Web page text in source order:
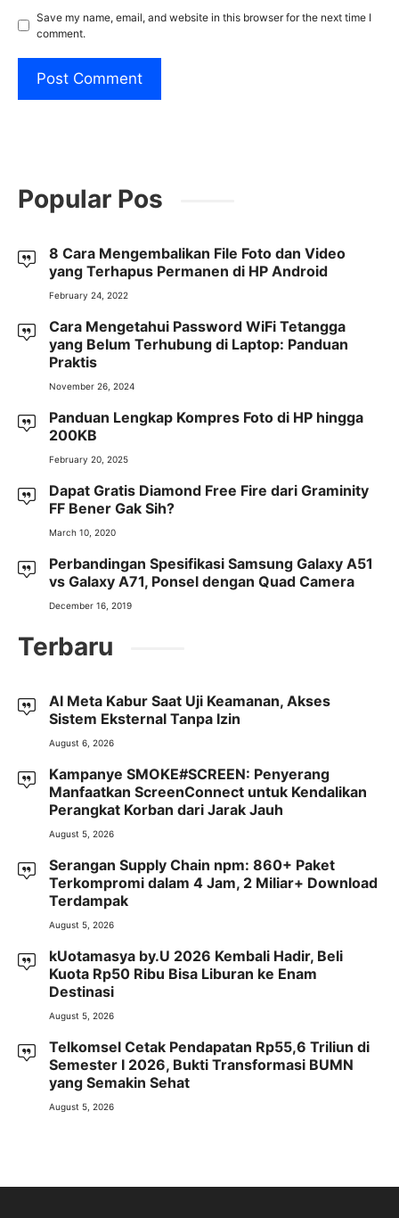
Save my name, email, and website in this browser for the next time I
comment.
Popular Pos
8 Cara Mengembalikan File Foto dan Video
yang Terhapus Permanen di HP Android
February 24, 2022
Cara Mengetahui Password WiFi Tetangga
yang Belum Terhubung di Laptop: Panduan
Praktis
November 26, 2024
Panduan Lengkap Kompres Foto di HP hingga
200KB
February 20, 2025
Dapat Gratis Diamond Free Fire dari Graminity
FF Bener Gak Sih?
March 10, 2020
Perbandingan Spesifikasi Samsung Galaxy A51
vs Galaxy A71, Ponsel dengan Quad Camera
December 16, 2019
Terbaru
AI Meta Kabur Saat Uji Keamanan, Akses
Sistem Eksternal Tanpa Izin
August 6, 2026
Kampanye SMOKE#SCREEN: Penyerang
Manfaatkan ScreenConnect untuk Kendalikan
Perangkat Korban dari Jarak Jauh
August 5, 2026
Serangan Supply Chain npm: 860+ Paket
Terkompromi dalam 4 Jam, 2 Miliar+ Download
Terdampak
August 5, 2026
kUotamasya by.U 2026 Kembali Hadir, Beli
Kuota Rp50 Ribu Bisa Liburan ke Enam
Destinasi
August 5, 2026
Telkomsel Cetak Pendapatan Rp55,6 Triliun di
Semester I 2026, Bukti Transformasi BUMN
yang Semakin Sehat
August 5, 2026